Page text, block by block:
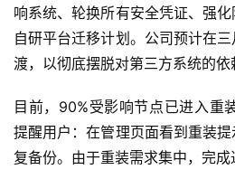
优
惠
V
P
S
测
响系统、轮换所有安全凭证、强
自研平台迁移计划。公司预计在
渡，以彻底摆脱对第三方系统的依
目前，90%受影响节点已进入重
提醒用户：在管理页面看到重装
复备份。由于重装需求集中，完成